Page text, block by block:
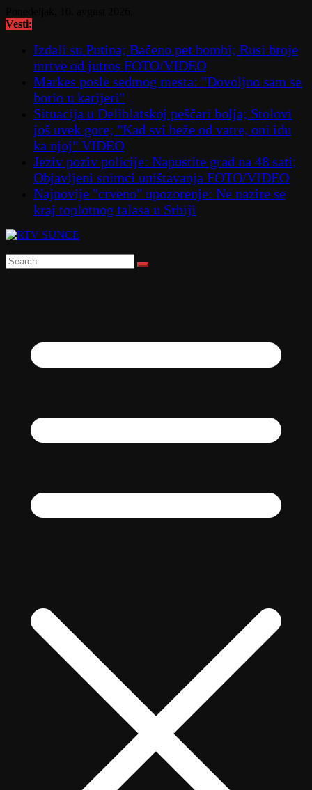
to
Vesti:
Izdali su Putina; Bačeno pet bombi; Rusi broje
mrtve od jutros FOTO/VIDEO
Markes posle sedmog mesta: "Dovoljno sam se
borio u karijeri"
Situacija u Deliblatskoj peščari bolja; Stolovi
još uvek gore; "Kad svi beže od vatre, oni idu
ka njoj" VIDEO
Jeziv poziv policije: Napustite grad na 48 sati;
Objavljeni snimci uništavanja FOTO/VIDEO
Najnovije "crveno" upozorenje: Ne nazire se
kraj toplotnog talasa u Srbiji